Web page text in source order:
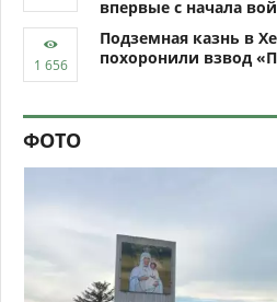
впервые с начала
Подземная казнь в
похоронили взвод
ФОТО